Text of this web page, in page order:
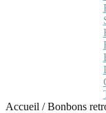
Accueil /Bonbons